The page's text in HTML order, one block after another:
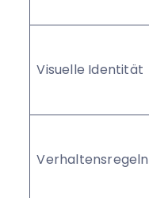
Visuelle Identität
Verhaltensregeln